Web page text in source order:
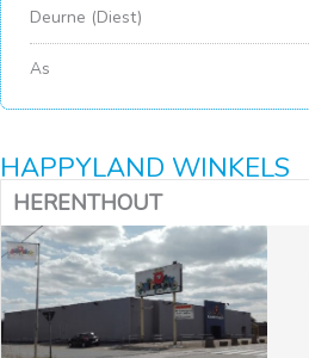
Deurne (Diest)
As
HAPPYLAND WINKELS
HERENTHOUT